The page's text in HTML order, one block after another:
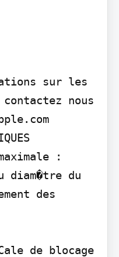
sur les
nous
:
diam�tre du
des
de blocage